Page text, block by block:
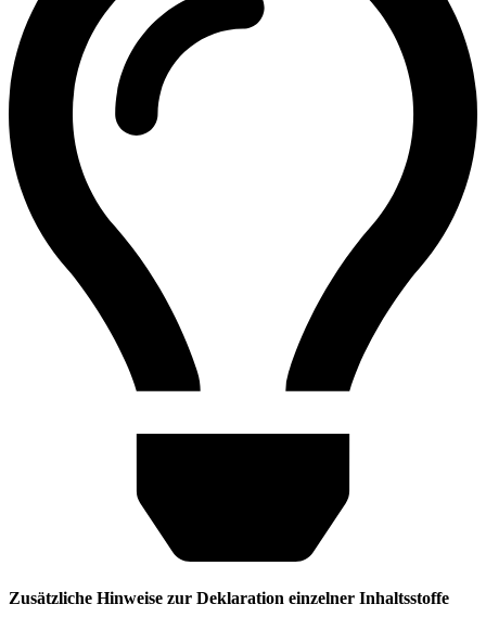
Zusätzliche Hinweise zur Deklaration einzelner Inhaltsstoffe